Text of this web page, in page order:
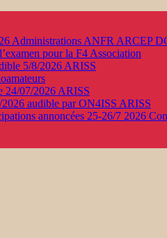
Administrations ANFR ARCEP
pour la F4 Association
5/8/2026 ARISS
24/07/2026 ARISS
audible par ON4ISS ARISS
annoncées 25-26/7 2026